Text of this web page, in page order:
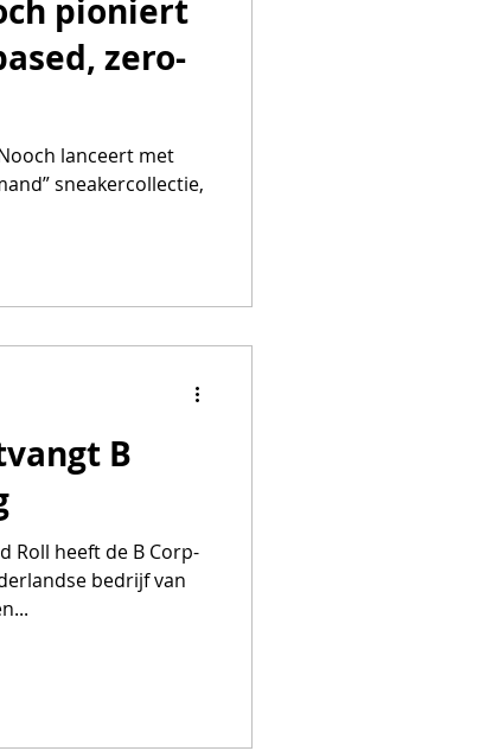
pioniert
zero-
sneakercollectie,
B
Roll heeft de B Corp-
bedrijf van